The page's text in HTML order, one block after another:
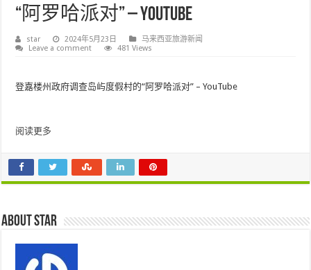
“阿罗哈派对” – YouTube
star 2024年5月23日
马来西亚旅游新闻
Leave a comment
481 Views
登嘉楼州政府调查岛屿度假村的“阿罗哈派对” – YouTube
阅读更多
About star